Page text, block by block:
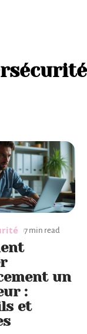
7 min read
un
:
et